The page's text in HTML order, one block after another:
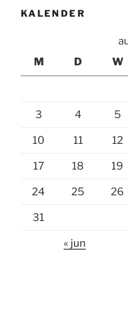
KALENDER
M
D W
3 4 5
10 11 12
17 18 19
24 25 26
31
« jun